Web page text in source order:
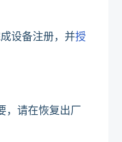
设备注册，并授
，请在恢复出厂